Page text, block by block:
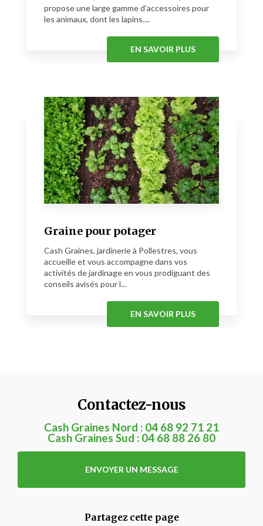
propose une large gamme d’accessoires pour
les animaux, dont les lapins....
EN SAVOIR PLUS
Graine pour potager
Cash Graines, jardinerie à Pollestres, vous
accueille et vous accompagne dans vos
activités de jardinage en vous prodiguant des
conseils avisés pour l...
EN SAVOIR PLUS
Contactez-nous
Cash Graines Nord : 04 68 92 71 21
Cash Graines Sud : 04 68 88 26 80
ENVOYER UN MESSAGE
Partagez cette page